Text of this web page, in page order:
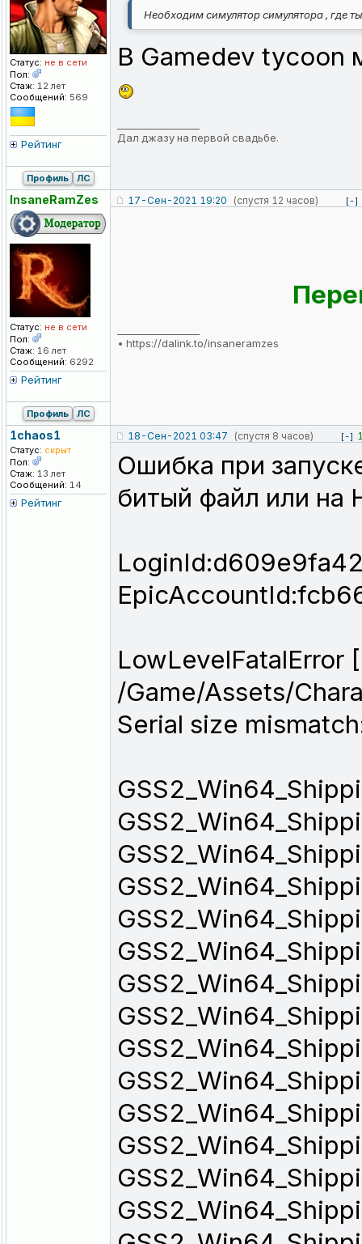
Статус: не в сети
Пол:
Стаж: 12 лет
Сообщений: 569
Рейтинг
Необходим симулятор симулятора , где
В Gamedev tycoon
Дал джазу на первой свадьбе.
Профиль ЛС
InsaneRamZes
Статус: не в сети
Пол:
Стаж: 16 лет
Сообщений: 6292
Рейтинг
17-Сен-2021 19:20 (спустя 12 часов) [-]
• https://dalink.to/insaneramzes
Профиль ЛС
1chaos1
Статус: скрыт
Пол:
Стаж: 13 лет
Сообщений: 14
Рейтинг
18-Сен-2021 03:47 (спустя 8 часов) [-]
Ошибка при
битый файл или на
/Game/Assets/
Serial size